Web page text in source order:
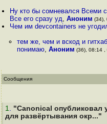
Ну кто бы сомневался Всеми
Все его сразу уд,Аноним (34),
Чем им devcontainers не
тем же, чем и вскод и
понимаю, Аноним (36), 08:14
Сообщения
1. "Canonical опубликовал
для развёртывания окр..."